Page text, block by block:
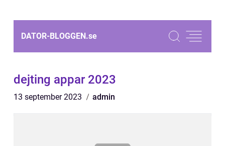
DATOR-BLOGGEN.se
dejting appar 2023
13 september 2023 admin